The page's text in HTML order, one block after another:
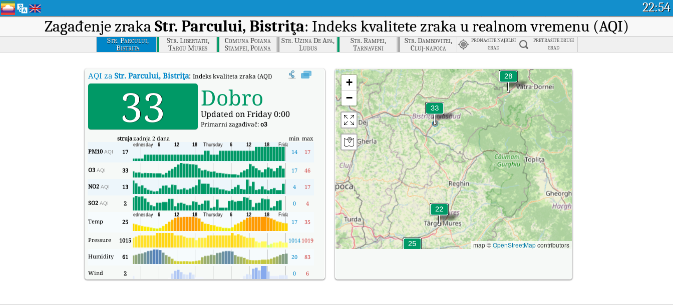
22:54
Zagađenje zrakaStr. Parcului, Bistriţa: Indeks kvalitete zraka u realnom vremenu (AQI)
Str. Parcului,
Bistrita
Str. Libertatii,
Targu Mures
Comuna Poiana
Stampei, Poiana
Stampei
Str. Uzina De Apa,
Ludus
Str. Rampei,
Tarnaveni
Str. Dambovitei,
Cluj-napoca
PRONAđITE NAJBLIžI
GRAD
PRETRAžITE DRUGI
GRAD
AQI za Str. Parcului, Bistriţa: Indeks kvaliteta zraka (AQI) kompanije Str. Parcului, Bistriţa u stvarnom vremenu.
33 Dobro
Updated on Friday 0:00
Primarni zagađivač:o3
strujazadnja 2 dana min max
PM10 AQI 17 14 17
O3 AQI 33 17 46
NO2 AQI 13 4 17
SO2 AQI 2 0 4
Temp 25 17 35
Pressure 1015 1014 1019
Humidity 61 20 83
Wind 2 0 6
+
−
map ©OpenStreetMapcontributors